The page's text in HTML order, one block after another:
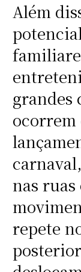
Além
grandes
ocorrem
nas
repete